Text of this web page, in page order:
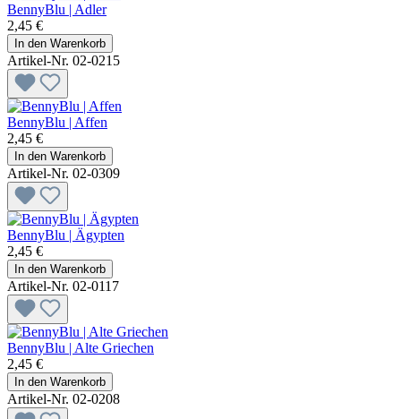
BennyBlu | Adler
2,45 €
In den Warenkorb
Artikel-Nr. 02-0215
BennyBlu | Affen
2,45 €
In den Warenkorb
Artikel-Nr. 02-0309
BennyBlu | Ägypten
2,45 €
In den Warenkorb
Artikel-Nr. 02-0117
BennyBlu | Alte Griechen
2,45 €
In den Warenkorb
Artikel-Nr. 02-0208